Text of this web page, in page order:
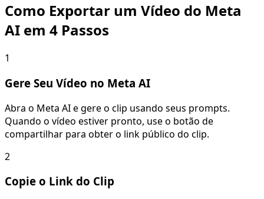
Como Exportar um Vídeo do Meta
AI em 4 Passos
1
Gere Seu Vídeo no Meta AI
Abra o Meta AI e gere o clip usando seus prompts.
Quando o vídeo estiver pronto, use o botão de
compartilhar para obter o link público do clip.
2
Copie o Link do Clip